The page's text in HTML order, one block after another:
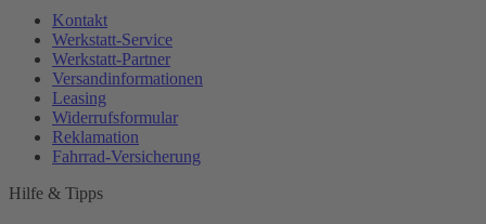
Kontakt
Werkstatt-Service
Werkstatt-Partner
Versandinformationen
Leasing
Widerrufsformular
Reklamation
Fahrrad-Versicherung
Hilfe & Tipps